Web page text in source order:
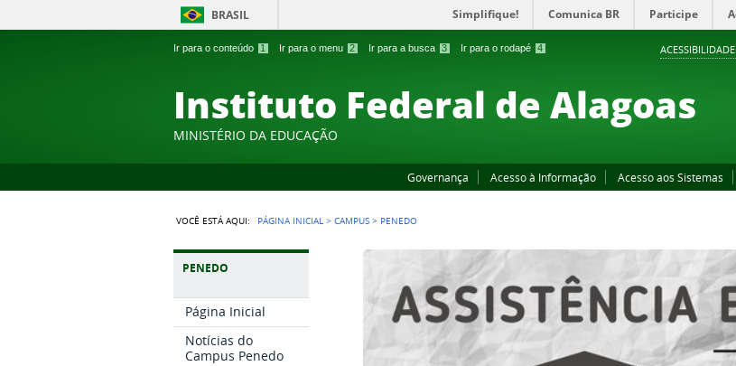
Ir para o conteúdo 1 Ir para o menu 2 Ir para a busca 3 Ir para o rodapé 4 ACESSIBILIDADE
BRASIL Simplifique! Comunica BR Participe
Instituto Federal de Alagoas
MINISTÉRIO DA EDUCAÇÃO
Governança Acesso à Informação Acesso aos Sistemas
VOCÊ ESTÁ AQUI: PÁGINA INICIAL >CAMPUS > PENEDO
PENEDO
Página Inicial
Notícias do
Campus Penedo